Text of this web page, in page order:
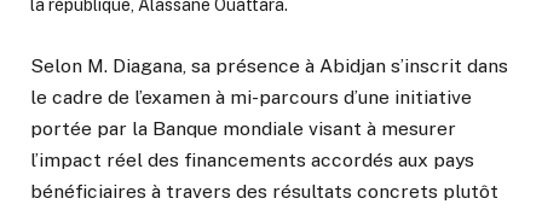
la république, Alassane Ouattara.
Selon M. Diagana, sa présence à Abidjan s’inscrit dans
le cadre de l’examen à mi-parcours d’une initiative
portée par la Banque mondiale visant à mesurer
l’impact réel des financements accordés aux pays
bénéficiaires à travers des résultats concrets plutôt